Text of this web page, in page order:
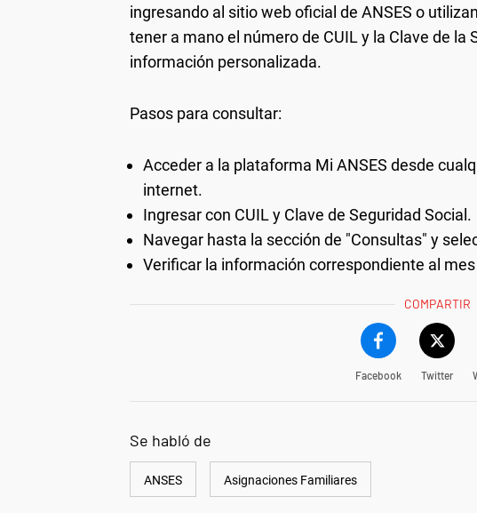
ingresando al sitio web oficial de ANSES o
tener a mano el número de CUIL y la Clave de la
información personalizada.
Pasos para consultar:
Acceder a la plataforma Mi ANSES desde
internet.
Ingresar con CUIL y Clave de Seguridad Social.
Navegar hasta la sección de "Consultas" y
Verificar la información correspondiente al
COMPARTIR
Facebook Twitter
Se habló de
ANSES Asignaciones Familiares